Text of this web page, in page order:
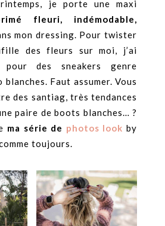
je porte une maxi
fleuri, indémodable,
mon dressing. Pour twister
des fleurs sur moi, j’ai
pour des sneakers genre
blanches. Faut assumer. Vous
des santiag, très tendances
paire de boots blanches… ?
ma série de photos look by
toujours.